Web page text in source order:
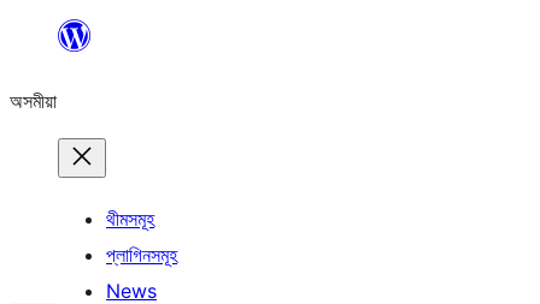
বিষয়বস্তুলৈ
অসমীয়া
থীমসমূহ
প্লাগিনসমূহ
News